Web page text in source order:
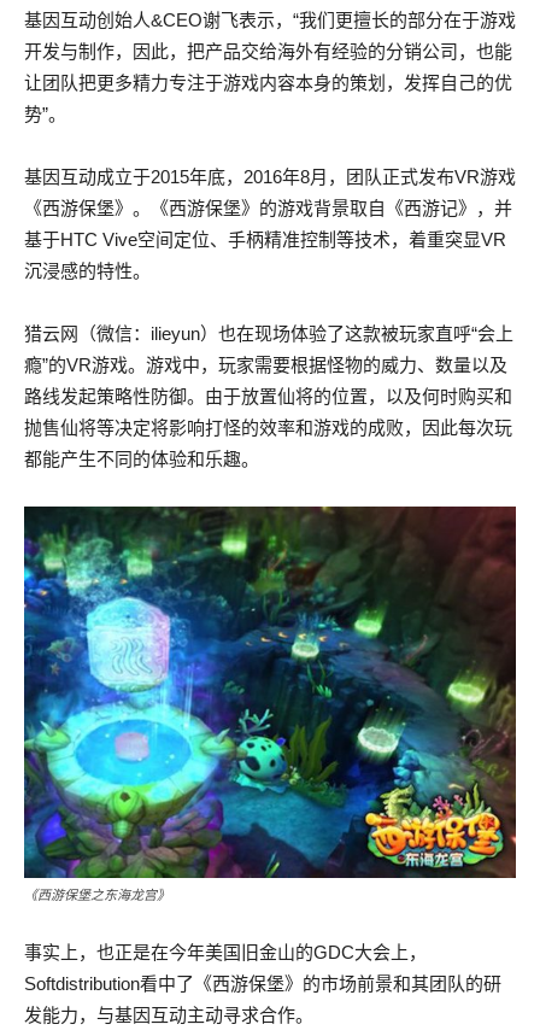
基因互动创始人&CEO谢飞表示，“我们更擅长的部分在于游戏
开发与制作，因此，把产品交给海外有经验的分销公司，也能
让团队把更多精力专注于游戏内容本身的策划，发挥自己的优
势”。
基因互动成立于2015年底，2016年8月，团队正式发布VR游戏
《西游保堡》。《西游保堡》的游戏背景取自《西游记》，并
基于HTC Vive空间定位、手柄精准控制等技术，着重突显VR
沉浸感的特性。
猎云网（微信：ilieyun）也在现场体验了这款被玩家直呼“会上
瘾”的VR游戏。游戏中，玩家需要根据怪物的威力、数量以及
路线发起策略性防御。由于放置仙将的位置，以及何时购买和
抛售仙将等决定将影响打怪的效率和游戏的成败，因此每次玩
都能产生不同的体验和乐趣。
《西游保堡之东海龙宫》
事实上，也正是在今年美国旧金山的GDC大会上，
Softdistribution看中了《西游保堡》的市场前景和其团队的研
发能力，与基因互动主动寻求合作。